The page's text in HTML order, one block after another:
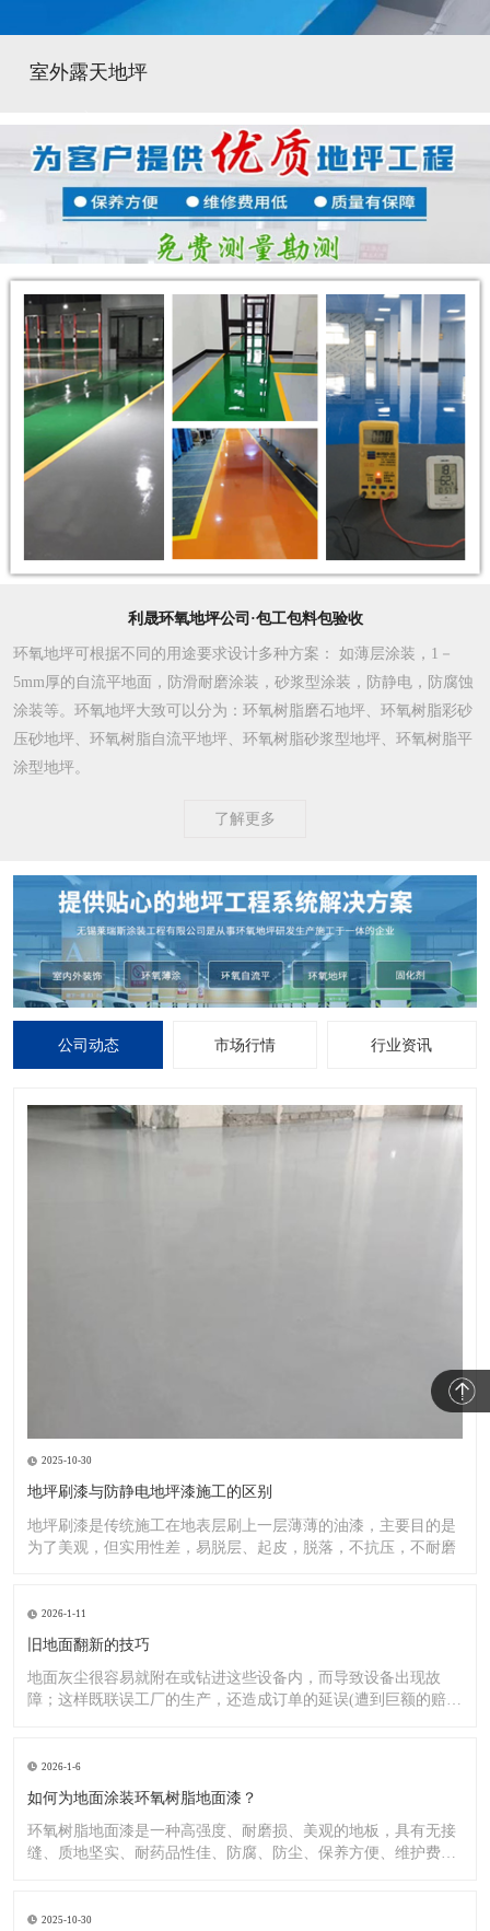
室外露天地坪
利晟环氧地坪公司·包工包料包验收
环氧地坪可根据不同的用途要求设计多种方案 ： 如薄层涂装，1－
5mm厚的自流平地面，防滑耐磨涂装，砂浆型涂装，防静电，防腐蚀
涂装等。环氧地坪大致可以分为：环氧树脂磨石地坪、环氧树脂彩砂
压砂地坪、环氧树脂自流平地坪、环氧树脂砂浆型地坪、环氧树脂平
涂型地坪。
了解更多
公司动态 市场行情 行业资讯
2025-10-30
地坪刷漆与防静电地坪漆施工的区别
地坪刷漆是传统施工在地表层刷上一层薄薄的油漆，主要目的是
为了美观，但实用性差，易脱层、起皮，脱落，不抗压，不耐磨
2026-1-11
旧地面翻新的技巧
地面灰尘很容易就附在或钻进这些设备内，而导致设备出现故
障；这样既联误工厂的生产，还造成订单的延误(遭到巨额的赔
2026-1-6
如何为地面涂装环氧树脂地面漆？
环氧树脂地面漆是一种高强度、耐磨损、美观的地板，具有无接
缝、质地坚实、耐药品性佳、防腐、防尘、保养方便、维护费用
2025-10-30